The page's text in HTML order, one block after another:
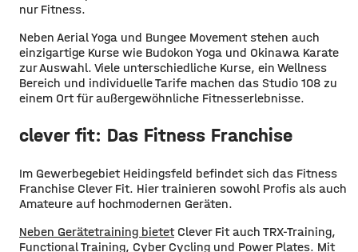
nur Fitness.
Neben Aerial Yoga und Bungee Movement stehen auch
einzigartige Kurse wie Budokon Yoga und Okinawa Karate
zur Auswahl. Viele unterschiedliche Kurse, ein Wellness
Bereich und individuelle Tarife machen das Studio 108 zu
einem Ort für außergewöhnliche Fitnesserlebnisse.
clever fit: Das Fitness Franchise
Im Gewerbegebiet Heidingsfeld befindet sich das Fitness
Franchise Clever Fit. Hier trainieren sowohl Profis als auch
Amateure auf hochmodernen Geräten.
Neben Gerätetraining bietetClever Fit auch TRX-Training,
Functional Training, Cyber Cycling und Power Plates. Mit